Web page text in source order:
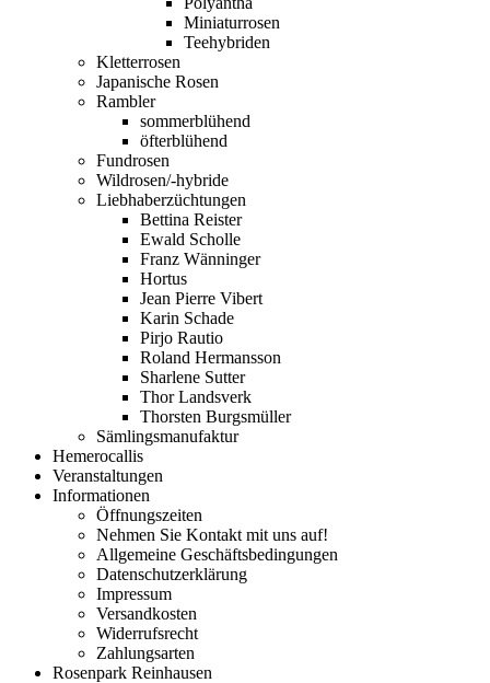
Miniaturrosen
Teehybriden
Kletterrosen
Japanische Rosen
Rambler
sommerblühend
öfterblühend
Fundrosen
Wildrosen/-hybride
Liebhaberzüchtungen
Bettina Reister
Ewald Scholle
Franz Wänninger
Hortus
Jean Pierre Vibert
Karin Schade
Pirjo Rautio
Roland Hermansson
Sharlene Sutter
Thor Landsverk
Thorsten Burgsmüller
Sämlingsmanufaktur
Hemerocallis
Veranstaltungen
Informationen
Öffnungszeiten
Nehmen Sie Kontakt mit uns auf!
Allgemeine Geschäftsbedingungen
Datenschutzerklärung
Impressum
Versandkosten
Widerrufsrecht
Zahlungsarten
Rosenpark Reinhausen